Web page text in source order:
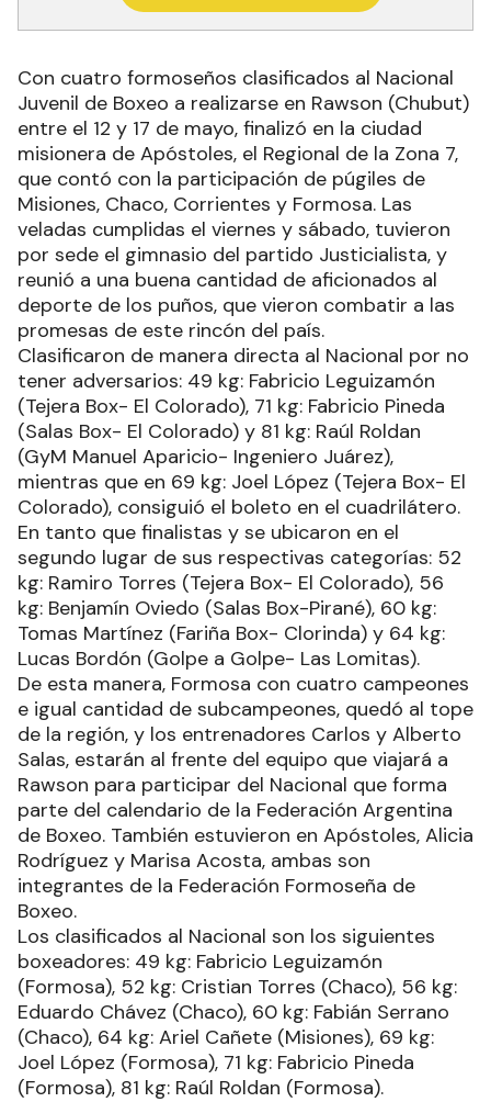
Con cuatro formoseños clasificados al Nacional
Juvenil de Boxeo a realizarse en Rawson (Chubut)
entre el 12 y 17 de mayo, finalizó en la ciudad
misionera de Apóstoles, el Regional de la Zona 7,
que contó con la participación de púgiles de
Misiones, Chaco, Corrientes y Formosa. Las
veladas cumplidas el viernes y sábado, tuvieron
por sede el gimnasio del partido Justicialista, y
reunió a una buena cantidad de aficionados al
deporte de los puños, que vieron combatir a las
promesas de este rincón del país.
Clasificaron de manera directa al Nacional por no
tener adversarios: 49 kg: Fabricio Leguizamón
(Tejera Box- El Colorado), 71 kg: Fabricio Pineda
(Salas Box- El Colorado) y 81 kg: Raúl Roldan
(GyM Manuel Aparicio- Ingeniero Juárez),
mientras que en 69 kg: Joel López (Tejera Box- El
Colorado), consiguió el boleto en el cuadrilátero.
En tanto que finalistas y se ubicaron en el
segundo lugar de sus respectivas categorías: 52
kg: Ramiro Torres (Tejera Box- El Colorado), 56
kg: Benjamín Oviedo (Salas Box-Pirané), 60 kg:
Tomas Martínez (Fariña Box- Clorinda) y 64 kg:
Lucas Bordón (Golpe a Golpe- Las Lomitas).
De esta manera, Formosa con cuatro campeones
e igual cantidad de subcampeones, quedó al tope
de la región, y los entrenadores Carlos y Alberto
Salas, estarán al frente del equipo que viajará a
Rawson para participar del Nacional que forma
parte del calendario de la Federación Argentina
de Boxeo. También estuvieron en Apóstoles, Alicia
Rodríguez y Marisa Acosta, ambas son
integrantes de la Federación Formoseña de
Boxeo.
Los clasificados al Nacional son los siguientes
boxeadores: 49 kg: Fabricio Leguizamón
(Formosa), 52 kg: Cristian Torres (Chaco), 56 kg:
Eduardo Chávez (Chaco), 60 kg: Fabián Serrano
(Chaco), 64 kg: Ariel Cañete (Misiones), 69 kg:
Joel López (Formosa), 71 kg: Fabricio Pineda
(Formosa), 81 kg: Raúl Roldan (Formosa).